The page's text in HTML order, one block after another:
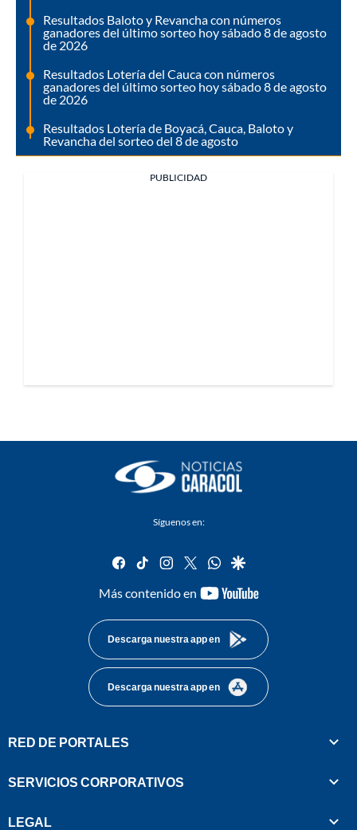
Resultados Baloto y Revancha con números
ganadores del último sorteo hoy sábado 8 de agosto
de 2026
Resultados Lotería del Cauca con números
ganadores del último sorteo hoy sábado 8 de agosto
de 2026
Resultados Lotería de Boyacá, Cauca, Baloto y
Revancha del sorteo del 8 de agosto
PUBLICIDAD
Síguenos en:
facebook
tiktok instagram
twitterwhatsapp
google
Más contenido en
youtube-
Descarga nuestra app en
Descarga nuestra app en
RED DE PORTALES
SERVICIOS CORPORATIVOS
LEGAL